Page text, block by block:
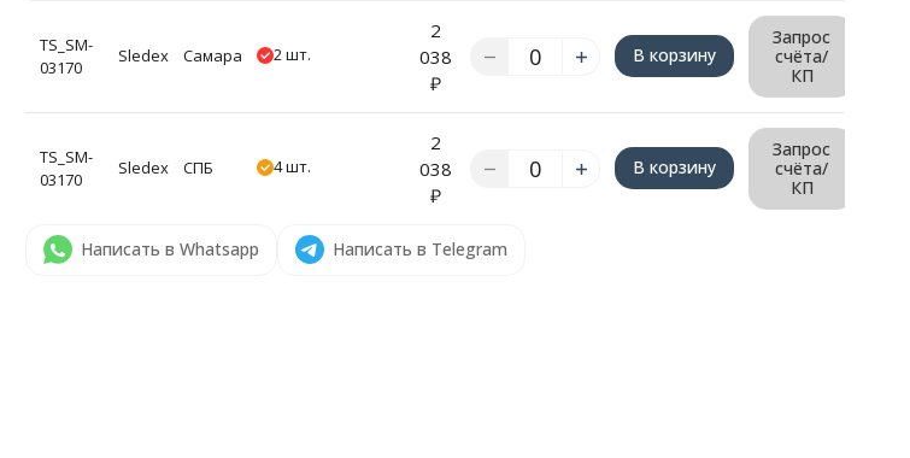
TS_SM-
03170
Sledex Самара 2 шт.
2
038
₽
В корзину
Запрос
счёта/
КП
TS_SM-
03170
Sledex СПБ 4 шт.
2
038
₽
В корзину
Запрос
счёта/
КП
Написать в Whatsapp Написать в Telegram